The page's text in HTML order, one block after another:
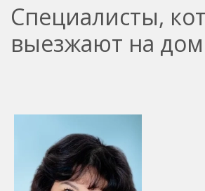
Специалисты,
выезжают на дом